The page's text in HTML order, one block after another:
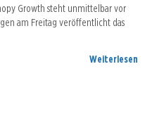
Growth steht unmittelbar vor
am Freitag veröffentlicht das
Weiterlesen